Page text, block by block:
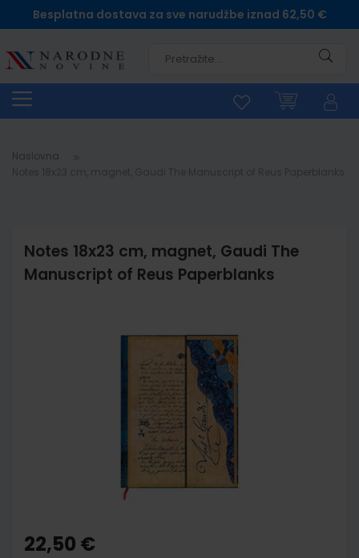
Besplatna dostava za sve narudžbe iznad 62,50 €
Naslovna
Notes 18x23 cm, magnet, Gaudi The
Manuscript of Reus Paperblanks
the
beginning
22,50 €